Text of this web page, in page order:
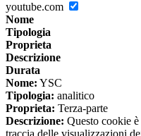
youtube.com
Nome
Tipologia
Proprieta
Descrizione
Durata
Nome: YSC
Tipologia: analitico
Proprieta: Terza-parte
Descrizione: Questo cookie